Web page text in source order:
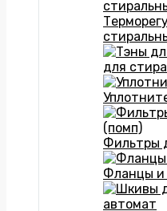
для
Фильтры
Фланцы и